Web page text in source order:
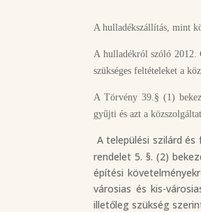
A hulladékszállítás, mint
A hulladékról szóló 2012.
szükséges feltételeket a
A Törvény 39.§ (1)
gyűjti és azt a
A települési szilárd és
rendelet 5. §. (2)
építési
városias és kis-
illetőleg szükség